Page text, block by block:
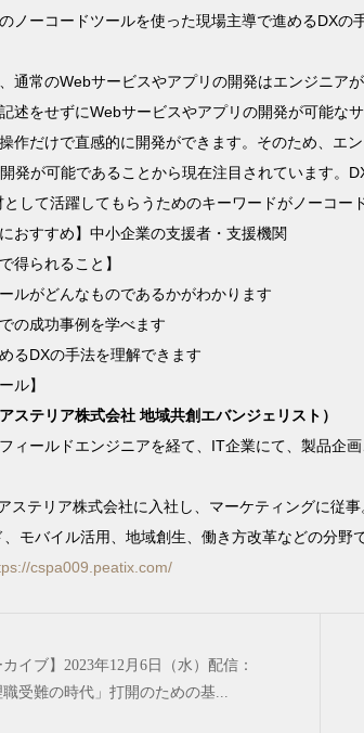
ノーコードツールを使った現場主導で進めるDX
通常のWebサービスやアプリの開発はエンジニア
述をせずにWebサービスやアプリの開発が可能な
作だけで直感的に開発ができます。そのため、エ
発が可能であることから現在注目されています。
して活躍してもらうためのキーワードがノーコー
おすすめ】中小企業の支援者・支援機関
得られること】
ルがどんなものであるかがわかります
の成功事例を学べます
るDXの手法を理解できます
ル】
テリア株式会社 地域共創エバンジェリスト）
ィールドエンジニアを経て、IT企業にて、製品企
ステリア株式会社に入社し、マーケティングに従
モバイル活用、地域創生、働き方改革などの分野
cspa009.peatix.com/
カイブ】2023年12月6日（水）配信：
職受難の時代」打開のための基...